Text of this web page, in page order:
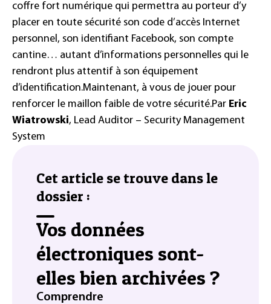
coffre fort numérique qui permettra au porteur d’y
placer en toute sécurité son code d’accès Internet
personnel, son identifiant Facebook, son compte
cantine… autant d’informations personnelles qui le
rendront plus attentif à son équipement
d’identification.Maintenant, à vous de jouer pour
renforcer le maillon faible de votre sécurité.Par Eric
Wiatrowski, Lead Auditor – Security Management
System
Cet article se trouve dans le
dossier :
Vos données
électroniques sont-
elles bien archivées ?
Comprendre